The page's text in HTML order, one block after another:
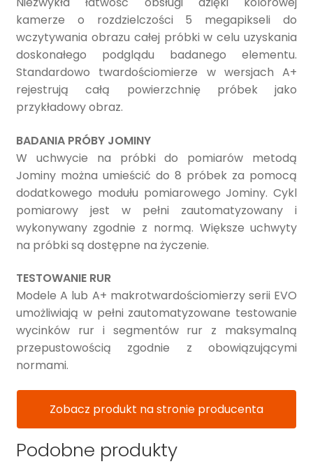
kamerze o rozdzielczości 5 megapikseli do
wczytywania obrazu całej próbki w celu uzyskania
doskonałego podglądu badanego elementu.
Standardowo twardościomierze w wersjach A+
rejestrują całą powierzchnię próbek jako
przykładowy obraz.
BADANIA PRÓBY JOMINY
W uchwycie na próbki do pomiarów metodą
Jominy można umieścić do 8 próbek za pomocą
dodatkowego modułu pomiarowego Jominy. Cykl
pomiarowy jest w pełni zautomatyzowany i
wykonywany zgodnie z normą. Większe uchwyty
na próbki są dostępne na życzenie.
TESTOWANIE RUR
Modele A lub A+ makrotwardościomierzy serii EVO
umożliwiają w pełni zautomatyzowane testowanie
wycinków rur i segmentów rur z maksymalną
przepustowością zgodnie z obowiązującymi
normami.
Zobacz produkt na stronie producenta
Podobne produkty